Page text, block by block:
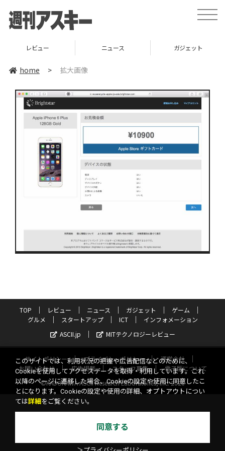
toggle
レビュー ニュース ガジェット
home > 拡大画像
TOP レビュー ニュース ガジェット
ゲーム
グルメ
スタートアップ ICT
インフォメーション
ASCII.jp
MITテクノロジーレビュー
サイトポリシー プライバシーポリシー
運営会社
お問い合わせ
広告掲載 スタッフ募集
電子版について
©KADOKAWA ASCII Research Laboratories, Inc. 2026
このサイトでは、利用状況の把握や広告配信などのために、
Cookieを使用してアクセスデータを取得・利用しています。これ
以降のページに遷移した場合、Cookieの設定や使用に同意したこ
とになります。Cookieの設定や使用の詳細、オプトアウトについ
ては詳細 をご覧ください。
同意する